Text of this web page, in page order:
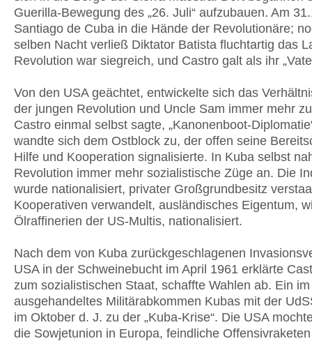
Guerilla-Bewegung des „26. Juli“ aufzubauen. Am
Santiago de Cuba in die Hände der Revolutionäre;
selben Nacht verließ Diktator Batista fluchtartig das
Revolution war siegreich, und Castro galt als ihr
Von den USA geächtet, entwickelte sich das
der jungen Revolution und Uncle Sam immer mehr
Castro einmal selbst sagte, „Kanonenboot-
wandte sich dem Ostblock zu, der offen seine
Hilfe und Kooperation signalisierte. In Kuba selbst
Revolution immer mehr sozialistische Züge an. Die
wurde nationalisiert, privater Großgrundbesitz
Kooperativen verwandelt, ausländisches Eigentum,
Ölraffinerien der US-Multis, nationalisiert.
Nach dem von Kuba zurückgeschlagenen
USA in der Schweinebucht im April 1961 erklärte
zum sozialistischen Staat, schaffte Wahlen ab. Ein
ausgehandeltes Militärabkommen Kubas mit der
im Oktober d. J. zu der „Kuba-Krise“. Die USA
die Sowjetunion in Europa, feindliche